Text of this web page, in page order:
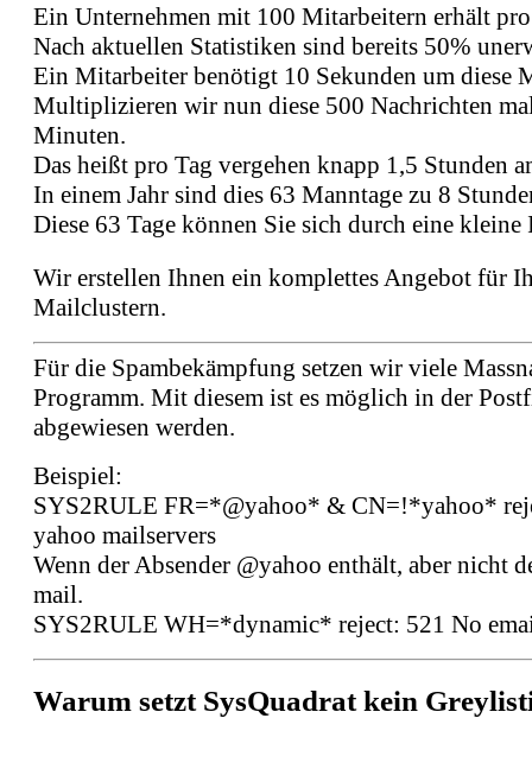
Ein Unternehmen mit 100 Mitarbeitern erhält
Nach aktuellen Statistiken sind bereits 50%
Ein Mitarbeiter benötigt 10 Sekunden um diese
Multiplizieren wir nun diese 500 Nachrichten
Minuten.
Das heißt pro Tag vergehen knapp 1,5 Stunden
In einem Jahr sind dies 63 Manntage zu 8
Diese 63 Tage können Sie sich durch eine
Wir erstellen Ihnen ein komplettes Angebot für
Mailclustern.
Für die Spambekämpfung setzen wir viele
Programm. Mit diesem ist es möglich in der
abgewiesen werden.
Beispiel:
SYS2RULE FR=*@yahoo* & CN=!*yahoo*
yahoo mailservers
Wenn der Absender @yahoo enthält, aber nicht
mail.
SYS2RULE WH=*dynamic* reject: 521 No
Warum setzt SysQuadrat kein